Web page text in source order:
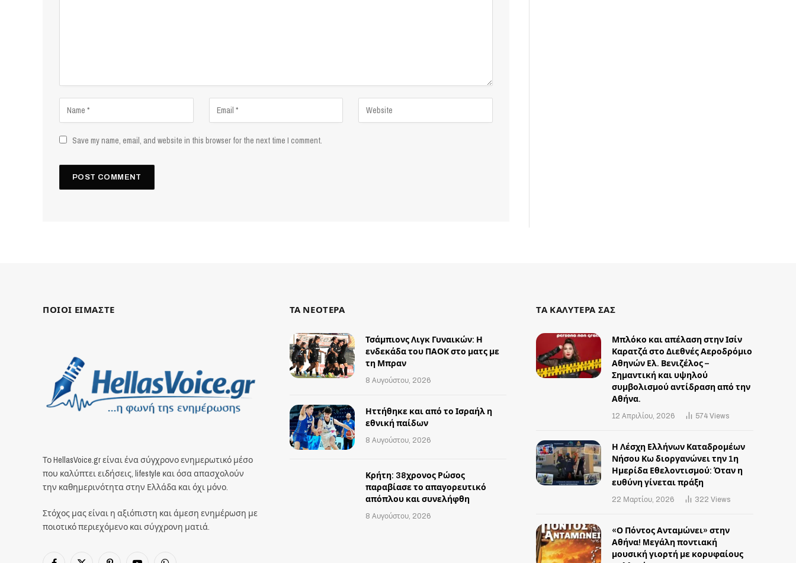
Save my name, email, and website in this browser for the next time I comment.
ΠΟΙΟΙ ΕΙΜΑΣΤΕ
Το HellasVoice.gr είναι ένα σύγχρονο ενημερωτικό μέσο
που καλύπτει ειδήσεις, lifestyle και όσα απασχολούν
την καθημερινότητα στην Ελλάδα και όχι μόνο.
Στόχος μας είναι η αξιόπιστη και άμεση ενημέρωση με
ποιοτικό περιεχόμενο και σύγχρονη ματιά.
ΤΑ ΝΕΟΤΕΡΑ
Τσάμπιονς Λιγκ Γυναικών: Η
ενδεκάδα του ΠΑΟΚ στο ματς με
τη Μπραν
8 Αυγούστου, 2026
Ηττήθηκε και από το Ισραήλ η
εθνική παίδων
8 Αυγούστου, 2026
Κρήτη: 38χρονος Ρώσος
παραβίασε το απαγορευτικό
απόπλου και συνελήφθη
8 Αυγούστου, 2026
ΤΑ ΚΑΛΥΤΕΡΑ ΣΑΣ
Μπλόκο και απέλαση στην Ισίν
Καρατζά στο Διεθνές Αεροδρόμιο
Αθηνών Ελ. Βενιζέλος –
Σημαντική και υψηλού
συμβολισμού αντίδραση από την
Αθήνα.
12 Απριλίου, 2026 574Views
Η Λέσχη Ελλήνων Καταδρομέων
Νήσου Κω διοργανώνει την 1η
Ημερίδα Εθελοντισμού: Όταν η
ευθύνη γίνεται πράξη
22 Μαρτίου, 2026 322Views
«Ο Πόντος Ανταμώνει» στην
Αθήνα! Mεγάλη ποντιακή
μουσική γιορτή με κορυφαίους